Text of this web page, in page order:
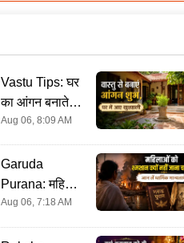
Vastu Tips: घर
का आंगन बनाते
समय रखें इन बातों
का ध्यान, खुशहाली
का खुल सकता है
रास्ता
Aug 06, 8:09 AM
Garuda
Purana: महिलाओं
क्यों नहीं जाती हैं
श्मशान? जानिए
Aug 06, 7:18 AM